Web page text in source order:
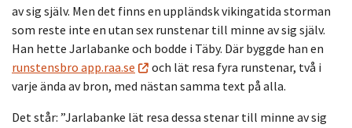
av sig själv. Men det finns en uppländsk vikingatida storman
som reste inte en utan sex runstenar till minne av sig själv.
Han hette Jarlabanke och bodde i Täby. Där byggde han en
runstensbro app.raa.se
och lät resa fyra runstenar, två i
varje ända av bron, med nästan samma text på alla.
Det står: ”Jarlabanke lät resa dessa stenar till minne av sig